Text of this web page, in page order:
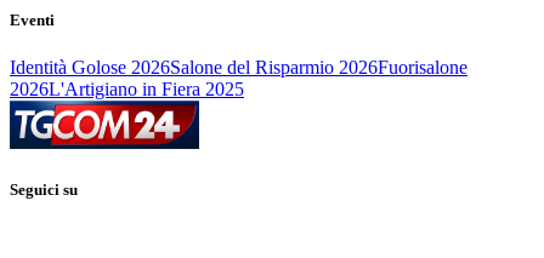
Eventi
Identità Golose 2026Salone del Risparmio 2026Fuorisalone
2026L'Artigiano in Fiera 2025
Seguici su